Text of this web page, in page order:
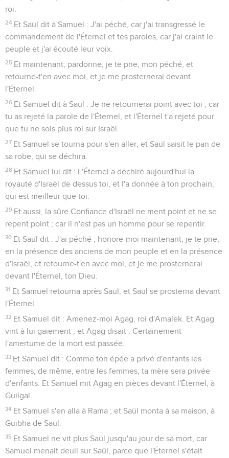
roi.
24 Et Saül dit à Samuel : J'ai péché, car j'ai transgressé le
commandement de l'Éternel et tes paroles, car j'ai craint le
peuple et j'ai écouté leur voix.
25 Et maintenant, pardonne, je te prie, mon péché, et
retourne-t'en avec moi, et je me prosternerai devant
l'Éternel.
26 Et Samuel dit à Saül : Je ne retournerai point avec toi ; car
tu as rejeté la parole de l'Éternel, et l'Éternel t'a rejeté pour
que tu ne sois plus roi sur Israël.
27 Et Samuel se tourna pour s'en aller, et Saül saisit le pan de
sa robe, qui se déchira.
28 Et Samuel lui dit : L'Éternel a déchiré aujourd'hui la
royauté d'Israël de dessus toi, et l'a donnée à ton prochain,
qui est meilleur que toi.
29 Et aussi, la sûre Confiance d'Israël ne ment point et ne se
repent point ; car il n'est pas un homme pour se repentir.
30 Et Saül dit : J'ai péché ; honore-moi maintenant, je te prie,
en la présence des anciens de mon peuple et en la présence
d'Israël, et retourne-t'en avec moi, et je me prosternerai
devant l'Éternel, ton Dieu.
31 Et Samuel retourna après Saül, et Saül se prosterna devant
l'Éternel.
32 Et Samuel dit : Amenez-moi Agag, roi d'Amalek. Et Agag
vint à lui gaiement ; et Agag disait : Certainement
l'amertume de la mort est passée.
33 Et Samuel dit : Comme ton épée a privé d'enfants les
femmes, de même, entre les femmes, ta mère sera privée
d'enfants. Et Samuel mit Agag en pièces devant l'Éternel, à
Guilgal.
34 Et Samuel s'en alla à Rama ; et Saül monta à sa maison, à
Guibha de Saül.
35 Et Samuel ne vit plus Saül jusqu'au jour de sa mort, car
Samuel menait deuil sur Saül, parce que l'Éternel s'était